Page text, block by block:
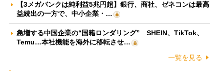
【3メガバンクは純利益5兆円超】銀行、商社、ゼネコンは最高
益続出の一方で、中小企業・…
急増する中国企業の“国籍ロンダリング” SHEIN、TikTok、
Temu…本社機能を海外に移転させ…
一覧を見る